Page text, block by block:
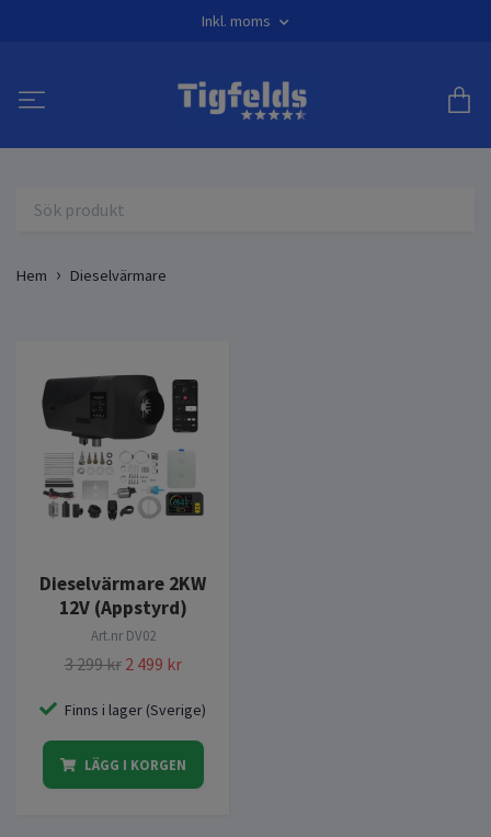
Inkl. moms
Hem Dieselvärmare
Dieselvärmare 2KW
12V (Appstyrd)
Art.nrDV02
3 299 kr 2 499 kr
Finns i lager (Sverige)
LÄGG I KORGEN